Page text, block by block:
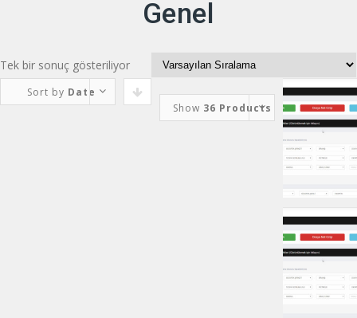
İçeriğe
geç
Genel
Tek bir sonuç gösteriliyor
Sort by Date
Show 36 Products